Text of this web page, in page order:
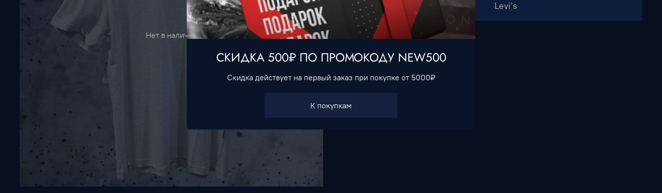
Нет в наличии
Футболки Levi's
СКИДКА 500₽ ПО ПРОМОКОДУ NEW500
Скидка действует на первый заказ при покупке от 5000₽
К покупкам